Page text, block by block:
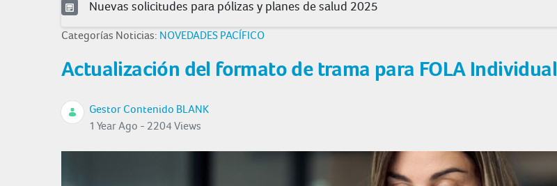
Nuevas solicitudes para pólizas y planes de salud 2025
Categorías Noticias: NOVEDADES PACÍFICO
Actualización del formato de trama para FOLA Individual
Gestor Contenido BLANK
1 Year Ago - 2204 Views